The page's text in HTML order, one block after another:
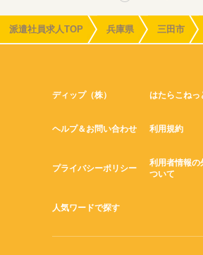
派遣社員求人TOP 兵庫県 三田市
ディップ（株） はたらこねっ
ヘルプ＆お問い合わせ 利用規約
プライバシーポリシー
利用者情報の
ついて
人気ワードで探す